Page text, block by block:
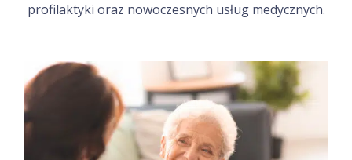
profilaktyki oraz nowoczesnych usług medycznych.